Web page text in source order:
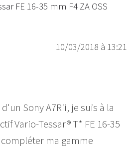
FE 16-35 mm F4 ZA OSS
10/03/2018 à 13:21
Sony A7Rii, je suis à la
Vario-Tessar® T* FE 16-35
compléter ma gamme